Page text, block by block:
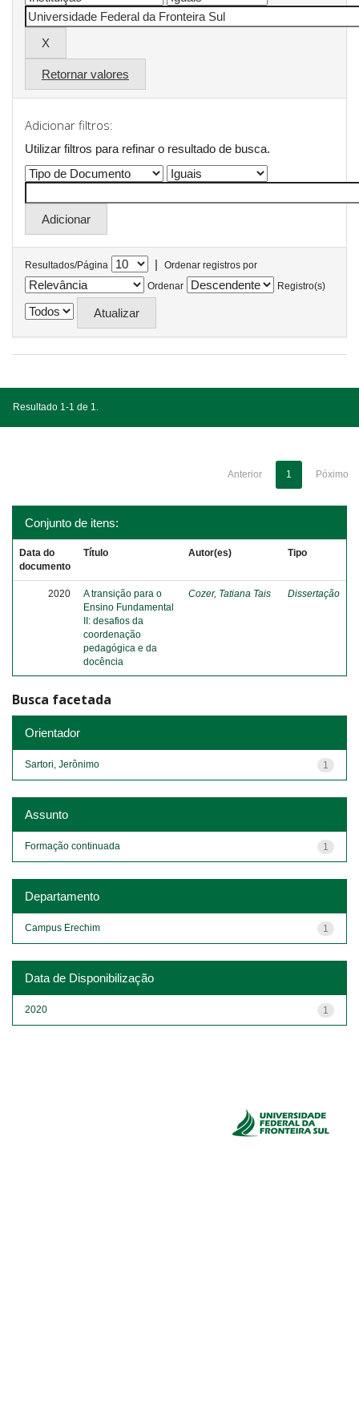
Retornar valores
Adicionar filtros:
Utilizar filtros para refinar o resultado de busca.
Resultados/Página |
Ordenar registros por
Ordenar
Registro(s)
Resultado 1-1 de 1.
Anterior 1 Póximo
Conjunto de itens:
Data do
documento
Título Autor(es) Tipo
2020
A transição para o
Ensino Fundamental
II: desafios da
coordenação
pedagógica e da
docência
Cozer, Tatiana Tais Dissertação
Busca facetada
Orientador
1
Sartori, Jerônimo
Assunto
1
Formação continuada
Departamento
1
Campus Erechim
Data de Disponibilização
1
2020